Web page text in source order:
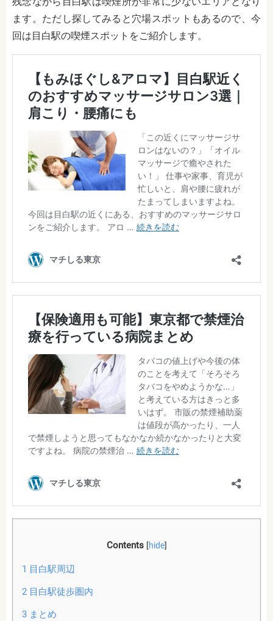
ます。ただし探してみると穴場スポットもあるので、今
回は目白駅の喫煙スポットをご紹介します。
Contents [hide]
1 目白駅周辺
2目白駅徒歩圏内
3まとめ